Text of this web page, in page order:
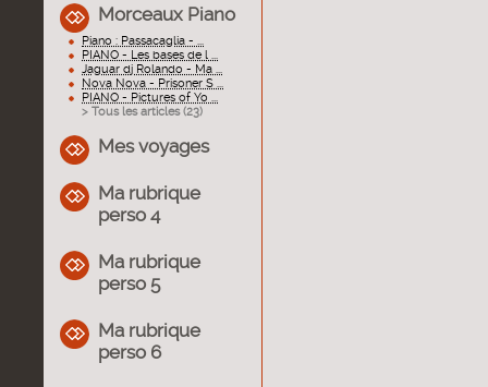
Morceaux Piano
Piano : Passacaglia - ...
PIANO - Les bases de l ...
Jaguar dj Rolando - Ma ...
Nova Nova - Prisoner S ...
PIANO - Pictures of Yo ...
> Tous les articles (23)
Mes voyages
Ma rubrique
perso 4
Ma rubrique
perso 5
Ma rubrique
perso 6